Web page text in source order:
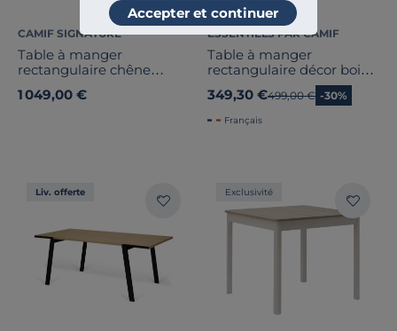
Accepter et continuer
CAMIF SIGNATURE
Table à manger
rectangulaire chêne
10 personnes
1 049,00 €
ESSENTIELS PAR CAMIF
Table à manger
rectangulaire décor bois 8
personnes Simon
349,30 €Ancien prix
499,00 € -30%
Français
Liv. offerte Exclusivité